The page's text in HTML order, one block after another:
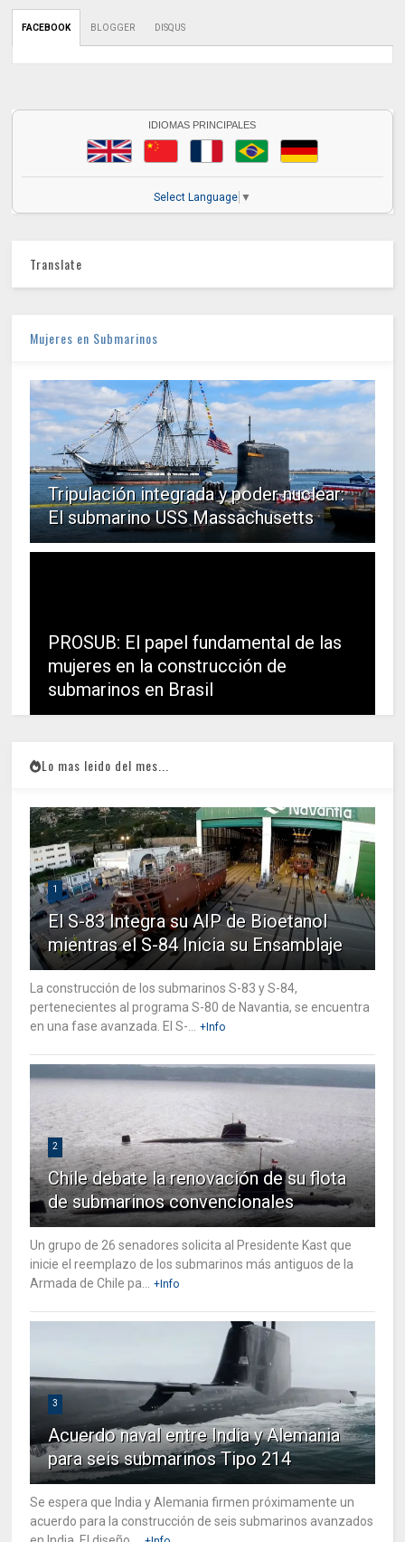
FACEBOOK BLOGGER DISQUS
IDIOMAS PRINCIPALES
Select Language ▼
Translate
Mujeres en Submarinos
Tripulación integrada y poder nuclear:
El submarino USS Massachusetts
PROSUB: El papel fundamental de las
mujeres en la construcción de
submarinos en Brasil
Lo mas leido del mes...
1
El S-83 Integra su AIP de Bioetanol
mientras el S-84 Inicia su Ensamblaje
La construcción de los submarinos S-83 y S-84,
pertenecientes al programa S-80 de Navantia, se encuentra
en una fase avanzada. El S-... +Info
2
Chile debate la renovación de su flota
de submarinos convencionales
Un grupo de 26 senadores solicita al Presidente Kast que
inicie el reemplazo de los submarinos más antiguos de la
Armada de Chile pa... +Info
3
Acuerdo naval entre India y Alemania
para seis submarinos Tipo 214
Se espera que India y Alemania firmen próximamente un
acuerdo para la construcción de seis submarinos avanzados